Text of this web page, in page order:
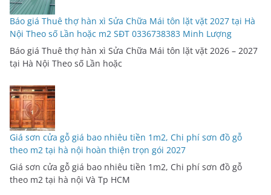
Báo giá Thuê thợ hàn xì Sửa Chữa Mái tôn lặt vặt 2027 tại Hà
Nội Theo số Lần hoặc m2 SĐT 0336738383 Minh Lượng
Báo giá Thuê thợ hàn xì Sửa Chữa Mái tôn lặt vặt 2026 – 2027
tại Hà Nội Theo số Lần hoặc
Giá sơn cửa gỗ giá bao nhiêu tiền 1m2, Chi phí sơn đồ gỗ
theo m2 tại hà nội hoàn thiện trọn gói 2027
Giá sơn cửa gỗ giá bao nhiêu tiền 1m2, Chi phí sơn đồ gỗ
theo m2 tại hà nội Và Tp HCM